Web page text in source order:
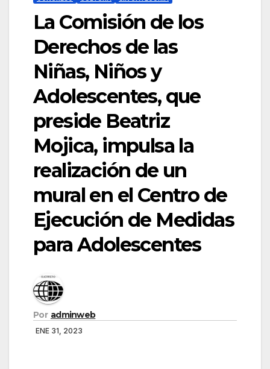
La Comisión de los
Derechos de las
Niñas, Niños y
Adolescentes, que
preside Beatriz
Mojica, impulsa la
realización de un
mural en el Centro de
Ejecución de Medidas
para Adolescentes
Por adminweb
ENE 31, 2023